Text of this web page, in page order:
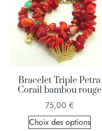
Bracelet Triple Petra
Corail bambou rouge
75,00 €
Choix des options